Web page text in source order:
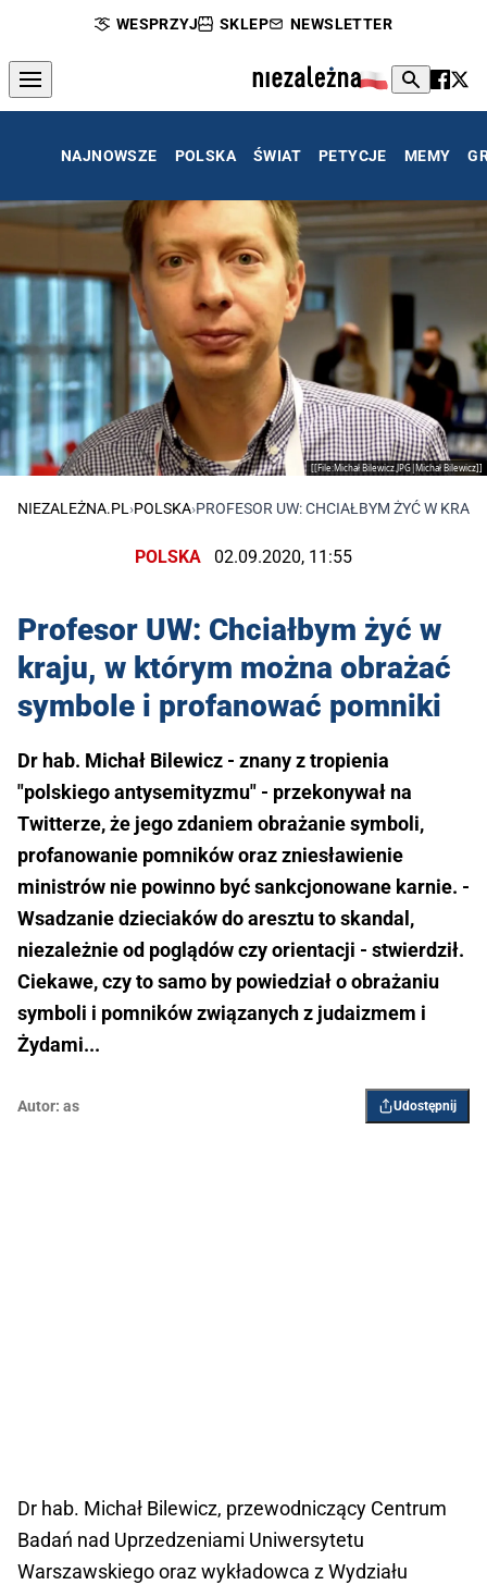
WESPRZYJ SKLEP NEWSLETTER
NAJNOWSZE POLSKA ŚWIAT PETYCJE MEMY
[[File:Michał Bilewicz.JPG|Michał Bilewicz]]
NIEZALEŻNA.PL›POLSKA›PROFESOR UW: CHCIAŁBYM ŻYĆ W
POLSKA 02.09.2020, 11:55
Profesor UW: Chciałbym żyć w
kraju, w którym można obrażać
symbole i profanować pomniki
Dr hab. Michał Bilewicz - znany z tropienia
"polskiego antysemityzmu" - przekonywał na
Twitterze, że jego zdaniem obrażanie symboli,
profanowanie pomników oraz zniesławienie
ministrów nie powinno być sankcjonowane karnie. -
Wsadzanie dzieciaków do aresztu to skandal,
niezależnie od poglądów czy orientacji - stwierdził.
Ciekawe, czy to samo by powiedział o obrażaniu
symboli i pomników związanych z judaizmem i
Żydami...
Autor: as Udostępnij
Dr hab. Michał Bilewicz, przewodniczący Centrum
Badań nad Uprzedzeniami Uniwersytetu
Warszawskiego oraz wykładowca z Wydziału